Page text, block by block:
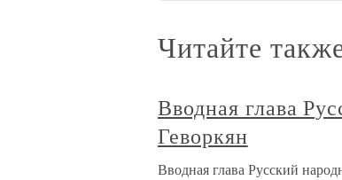
Читайте
Вводная глава
Геворкян
Вводная глава Русский